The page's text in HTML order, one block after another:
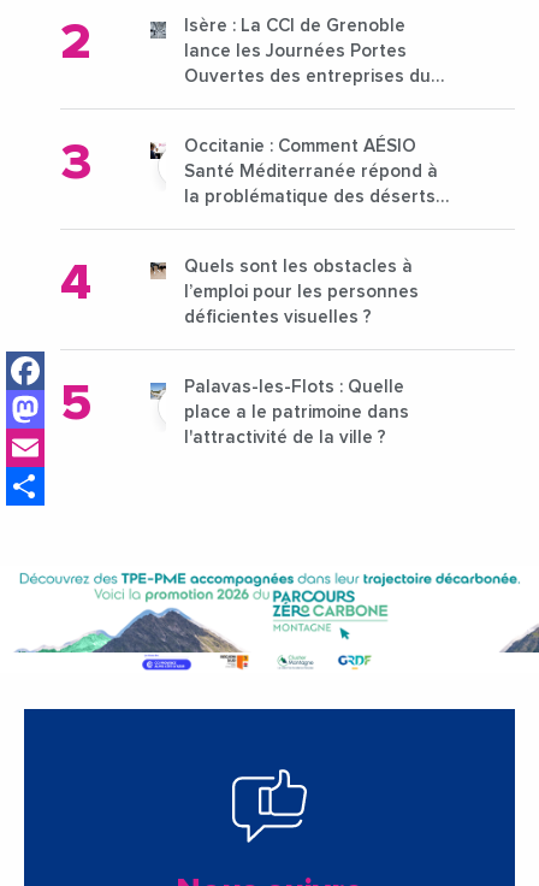
Facebook
Mastodon
Isère : La CCI de Grenoble
lance les Journées Portes
Ouvertes des entreprises du
Occitanie : Comment AÉSIO
Santé Méditerranée répond à
la problématique des déserts
Quels sont les obstacles à
l’emploi pour les personnes
déficientes visuelles ?
Palavas-les-Flots : Quelle
place a le patrimoine dans
l'attractivité de la ville ?